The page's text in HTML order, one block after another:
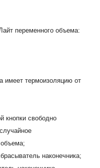
переменного объема:
имеет термоизоляцию от
кнопки свободно
объема;
наконечника;